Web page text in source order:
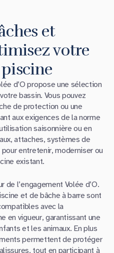
et
votre
d’O propose une sélection
bassin. Vous pouvez
de protection ou une
aux exigences de la norme
saisonnière ou en
attaches, systèmes de
entretenir, moderniser ou
existant.
l’engagement Volée d’O.
et de bâche à barre sont
avec la
en vigueur, garantissant une
et les animaux. En plus
permettent de protéger
tout en participant à